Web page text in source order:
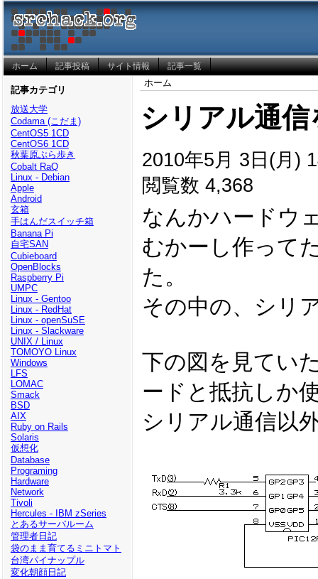
ホーム 記事投稿 サイト情報 記事一覧
記事カテゴリ
放送大学
Codama (こだま)
CentOS5 1CD
CentOS6 1CD
秋葉原ぶら歩き
Cobalt RaQ
Linux - Debian
Apple
Android
玄箱
手はんだスイッチ箱
Banana Pi
自宅SAN
Cubieboard
OpenBlocks
Raspberry Pi
UMPC
Linux - Gentoo
Linux - RedHat
Linux - openSuSE
Linux - Slackware
UNIX / Linux
TOMOYO Linux
Windows
LFS
LOMAC
Smack
BSD
AIX
Ruby on Rails
Solaris
仮想化
Database
Programing
Hardware
Network
Tivoli
Hercules - IBM zSeries
とあるサーバルーム
管理者日記
袋のまま育てるミニトマト
台湾パイナップル
変化朝顔日記
ホーム
シリアル通
2010年5月 3日(月)
閲覧数 4,368
なんかハードウ
むかーし作って
た。
その中の、シリ
下の図を見てい
ードと抵抗しか
シリアル通信以